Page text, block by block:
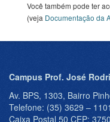
Você também pode ter
(veja Documentação da
Campus Prof. José
Av. BPS, 1303, Bairro
Telefone: (35) 3629 –
Caixa Postal 50 CEP: